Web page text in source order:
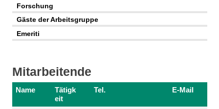
Forschung
Gäste der Arbeitsgruppe
Emeriti
Mitarbeitende
Name
Tätigk
eit
Tel. E-Mail